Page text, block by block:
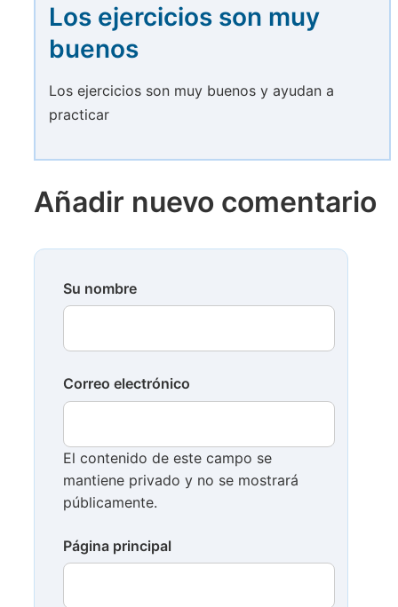
Los ejercicios son muy
buenos
Los ejercicios son muy buenos y ayudan a
practicar
Añadir nuevo comentario
Su nombre
Correo electrónico
El contenido de este campo se
mantiene privado y no se mostrará
públicamente.
Página principal